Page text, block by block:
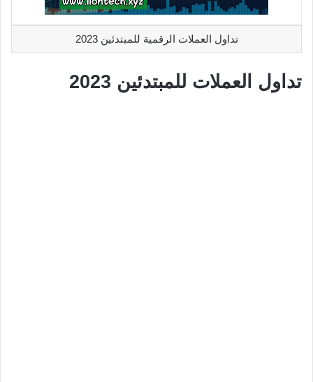
تداول العملات الرقمية للمبتدئين 2023
تداول العملات للمبتدئين 2023